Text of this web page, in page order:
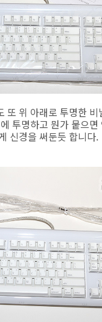
또 위 아래로 투명한 비
투명하고 뭔가 뭍으면
신경을 써둔듯 합니다.